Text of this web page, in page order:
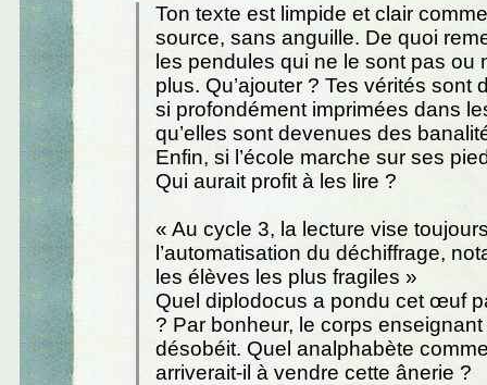
Ton texte est limpide et clair
source, sans anguille. De quoi
les pendules qui ne le sont pas ou
plus. Qu’ajouter ? Tes vérités sont
si profondément imprimées dans
qu’elles sont devenues des
Enfin, si l’école marche sur ses
Qui aurait profit à les lire ?
« Au cycle 3, la lecture vise
l’automatisation du déchiffrage,
les élèves les plus fragiles »
Quel diplodocus a pondu cet œuf
? Par bonheur, le corps enseignant
désobéit. Quel analphabète
arriverait-il à vendre cette ânerie ?